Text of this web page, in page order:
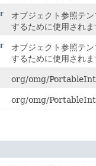
オブジェクト参照テ
するために使用されま
オブジェクト参照テ
するために使用されま
org/omg/
org/omg/